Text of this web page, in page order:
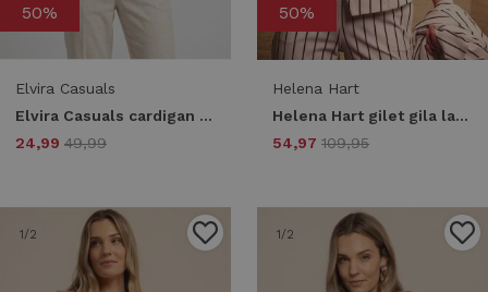
50%
Elvira Casuals
Elvira Casuals cardigan natasha e3 26-012 Vest 344 creme gold
24,99 49,99
50%
Helena Hart
Helena Hart gilet gila lano streep 7770 Gilets choco
54,97 109,95
1/2 1/2